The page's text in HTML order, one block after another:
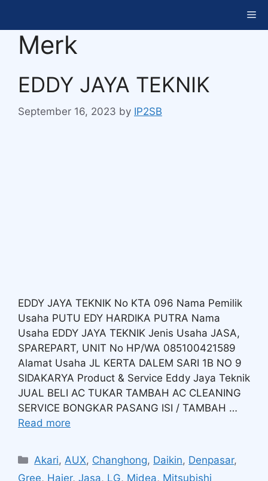
Merk
EDDY JAYA TEKNIK
September 16, 2023 by IP2SB
EDDY JAYA TEKNIK No KTA 096 Nama Pemilik
Usaha PUTU EDY HARDIKA PUTRA Nama
Usaha EDDY JAYA TEKNIK Jenis Usaha JASA,
SPAREPART, UNIT No HP/WA 085100421589
Alamat Usaha JL KERTA DALEM SARI 1B NO 9
SIDAKARYA Product & Service Eddy Jaya Teknik
JUAL BELI AC TUKAR TAMBAH AC CLEANING
SERVICE BONGKAR PASANG ISI / TAMBAH …
Read more
Akari, AUX, Changhong, Daikin, Denpasar,
Gree, Haier, Jasa, LG, Midea, Mitsubishi